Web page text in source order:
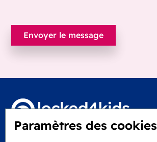
Paramètres des cookies